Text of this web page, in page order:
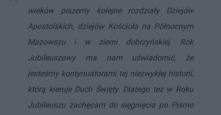
wieków piszemy kolejne rozdziały Dziejów
Apostolskich, dziejów Kościoła na Północnym
Mazowszu i w ziemi dobrzyńskiej. Rok
Jubileuszowy ma nam uświadomić, że
jesteśmy kontynuatorami tej niezwykłej historii,
którą kieruje Duch Święty. Dlatego też w Roku
Jubileuszu zachęcam do sięgnięcia po Pismo